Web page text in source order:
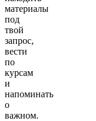
материалы
под
твой
запрос,
вести
по
курсам
и
напоминать
о
важном.